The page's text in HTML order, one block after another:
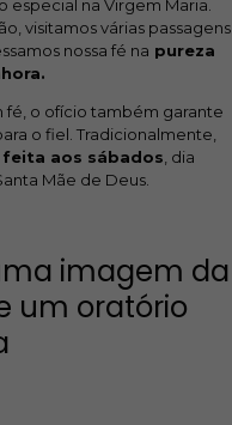
especial na Virgem Maria.
visitamos várias passagens
nossa fé na pureza
fé, o ofício também garante
o fiel. Tradicionalmente,
feita aos sábados , dia
Mãe de Deus.
imagem da
um oratório